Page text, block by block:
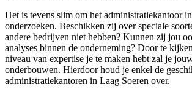
Het is tevens slim om het administratiekantoor
onderzoeken. Beschikken zij over speciale
andere bedrijven niet hebben? Kunnen zij jou
analyses binnen de onderneming? Door te
niveau van expertise je te maken hebt zal je
onderbouwen. Hierdoor houd je enkel de
administratiekantoren in Laag Soeren over.